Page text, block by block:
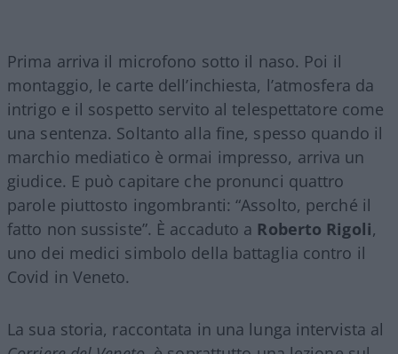
Prima arriva il microfono sotto il naso. Poi il
montaggio, le carte dell’inchiesta, l’atmosfera da
intrigo e il sospetto servito al telespettatore come
una sentenza. Soltanto alla fine, spesso quando il
marchio mediatico è ormai impresso, arriva un
giudice. E può capitare che pronunci quattro
parole piuttosto ingombranti: “Assolto, perché il
fatto non sussiste”. È accaduto a Roberto Rigoli,
uno dei medici simbolo della battaglia contro il
Covid in Veneto.
La sua storia, raccontata in una lunga intervista al